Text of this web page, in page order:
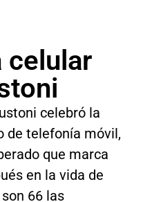
celular
celebró la
de telefonía móvil,
que marca
en la vida de
66 las